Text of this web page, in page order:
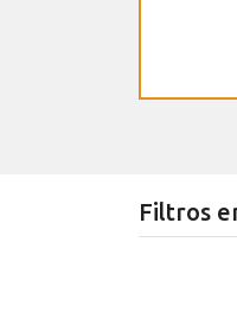
Filtros